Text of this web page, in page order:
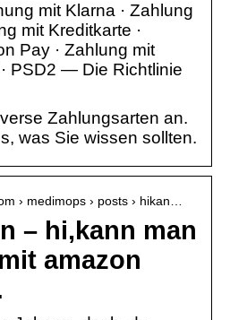
mit Klarna · Zahlung
mit Kreditkarte ·
Pay · Zahlung mit
PSD2 — Die Richtlinie
Zahlungsarten an.
was Sie wissen sollten.
› medimops › posts › hikan…
– hi,kann man
amazon